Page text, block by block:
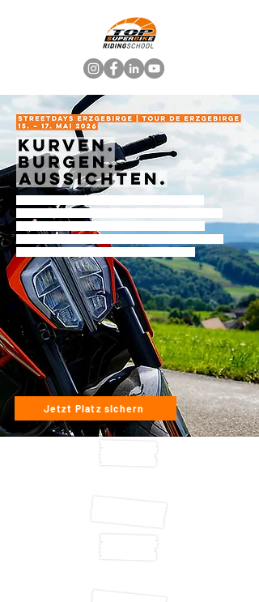
Jetzt Platz sichern
Geführte Touren auf
(Erzgebirge & Böhmen)
Exklusive Session mit
sicheres Kurvenfahren“